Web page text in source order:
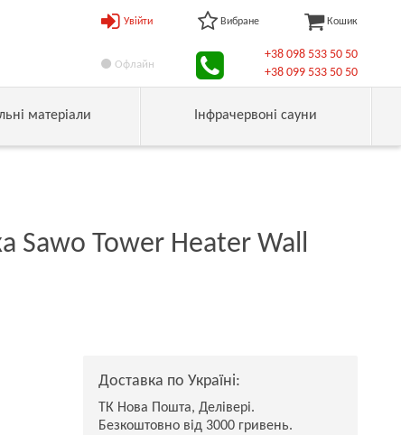
Увійти Вибране Кошик
Офлайн
+38 098 533 50 50
+38 099 533 50 50
матеріали Інфрачервоні сауни
Sawo Tower Heater Wall
Доставка по Україні:
ТК Нова Пошта, Делівері.
Безкоштовно від 3000 гривень.